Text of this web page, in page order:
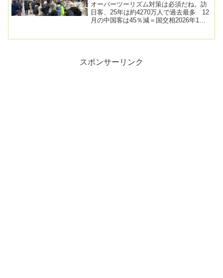
オーバーツーリズム対策は必須だね。訪
日客、25年は約4270万人で過去最多 12
月の中国客は45％減＝国交相2026年1月
スポンサーリンク